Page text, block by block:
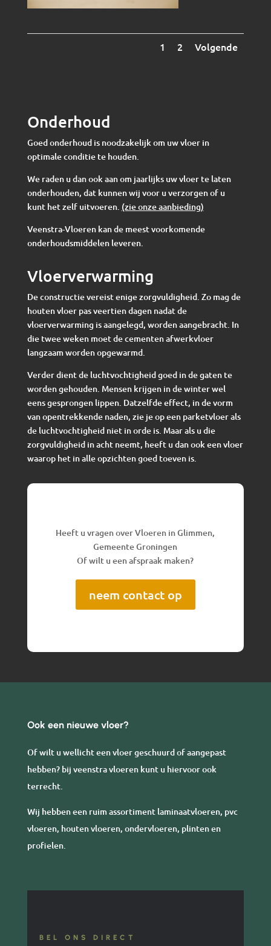
1 2 Volgende
Onderhoud
Goed onderhoud is noodzakelijk om uw vloer in
optimale conditie te houden.
We raden u dan ook aan om jaarlijks uw vloer te laten
onderhouden, dat kunnen wij voor u verzorgen of u
kunt het zelf uitvoeren. (zie onze aanbieding)
Veenstra-Vloeren kan de meest voorkomende
onderhoudsmiddelen leveren.
Vloerverwarming
De constructie vereist enige zorgvuldigheid. Zo mag de
houten vloer pas veertien dagen nadat de
vloerverwarming is aangelegd, worden aangebracht. In
die twee weken moet de cementen afwerkvloer
langzaam worden opgewarmd.
Verder dient de luchtvochtigheid goed in de gaten te
worden gehouden. Mensen krijgen in de winter wel
eens gesprongen lippen. Datzelfde effect, in de vorm
van opentrekkende naden, zie je op een parketvloer als
de luchtvochtigheid niet in orde is. Maar als u die
zorgvuldigheid in acht neemt, heeft u dan ook een vloer
waarop het in alle opzichten goed toeven is.
Heeft u vragen over Vloeren in Glimmen,
Gemeente Groningen
Of wilt u een afspraak maken?
neem contact op
Ook een nieuwe vloer?
Of wilt u wellicht een vloer geschuurd of aangepast
hebben? bij veenstra vloeren kunt u hiervoor ook
terrecht.
Wij hebben een ruim assortiment laminaatvloeren, pvc
vloeren, houten vloeren, ondervloeren, plinten en
profielen.
BEL ONS DIRECT